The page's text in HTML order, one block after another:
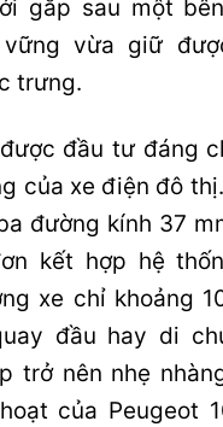
gắp sau một
vừa giữ
trưng.
đầu tư đáng
của xe điện đô
đường kính 37
kết hợp hệ
xe chỉ khoảng
đầu hay di
trở nên nhẹ
của Peugeot